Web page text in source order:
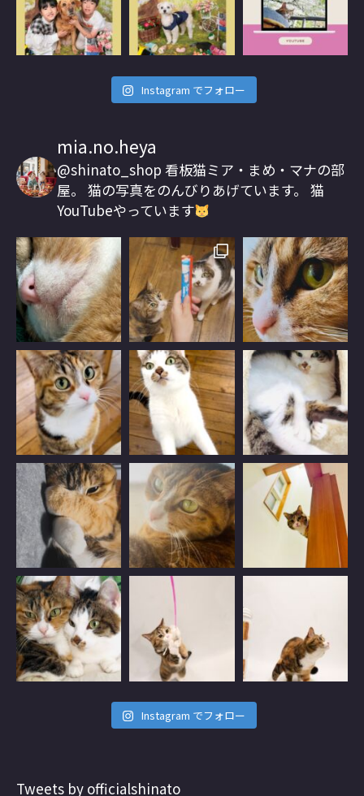
Instagram でフォロー
mia.no.heya
@shinato_shop 看板猫ミア・まめ・マナの部
屋。 猫の写真をのんびりあげています。 猫
YouTubeやっています
Instagram でフォロー
Tweets by officialshinato